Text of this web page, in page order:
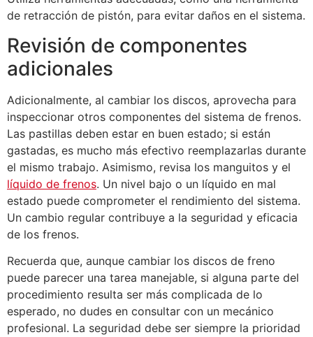
de retracción de pistón, para evitar daños en el sistema.
Revisión de componentes
adicionales
Adicionalmente, al cambiar los discos, aprovecha para
inspeccionar otros componentes del sistema de frenos.
Las pastillas deben estar en buen estado; si están
gastadas, es mucho más efectivo reemplazarlas durante
el mismo trabajo. Asimismo, revisa los manguitos y el
líquido de frenos. Un nivel bajo o un líquido en mal
estado puede comprometer el rendimiento del sistema.
Un cambio regular contribuye a la seguridad y eficacia
de los frenos.
Recuerda que, aunque cambiar los discos de freno
puede parecer una tarea manejable, si alguna parte del
procedimiento resulta ser más complicada de lo
esperado, no dudes en consultar con un mecánico
profesional. La seguridad debe ser siempre la prioridad